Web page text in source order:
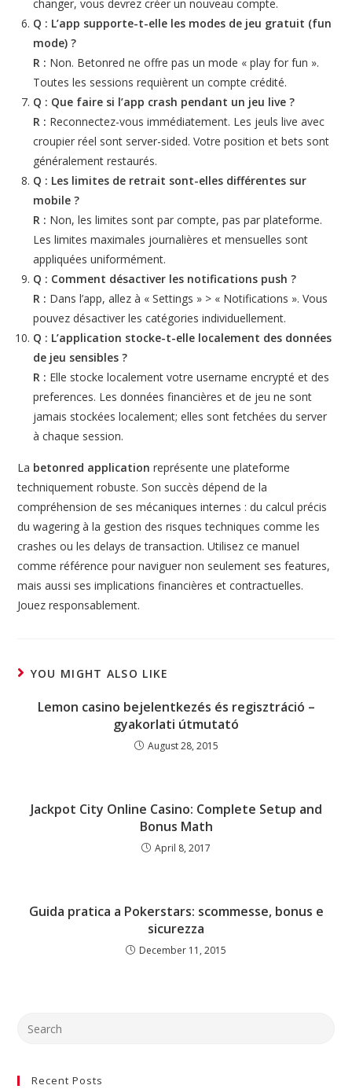
changer, vous devrez créer un nouveau compte.
Q : L’app supporte-t-elle les modes de jeu gratuit (fun
mode) ?
R : Non. Betonred ne offre pas un mode « play for fun ».
Toutes les sessions requièrent un compte crédité.
Q : Que faire si l’app crash pendant un jeu live ?
R : Reconnectez-vous immédiatement. Les jeuls live avec
croupier réel sont server-sided. Votre position et bets sont
généralement restaurés.
Q : Les limites de retrait sont-elles différentes sur
mobile ?
R : Non, les limites sont par compte, pas par plateforme.
Les limites maximales journalières et mensuelles sont
appliquées uniformément.
Q : Comment désactiver les notifications push ?
R : Dans l’app, allez à « Settings » > « Notifications ». Vous
pouvez désactiver les catégories individuellement.
Q : L’application stocke-t-elle localement des données
de jeu sensibles ?
R : Elle stocke localement votre username encrypté et des
preferences. Les données financières et de jeu ne sont
jamais stockées localement; elles sont fetchées du server
à chaque session.
La betonred application représente une plateforme
techniquement robuste. Son succès dépend de la
compréhension de ses mécaniques internes : du calcul précis
du wagering à la gestion des risques techniques comme les
crashes ou les delays de transaction. Utilisez ce manuel
comme référence pour naviguer non seulement ses features,
mais aussi ses implications financières et contractuelles.
Jouez responsablement.
YOU MIGHT ALSO LIKE
Lemon casino bejelentkezés és regisztráció –
gyakorlati útmutató
August 28, 2015
Jackpot City Online Casino: Complete Setup and
Bonus Math
April 8, 2017
Guida pratica a Pokerstars: scommesse, bonus e
sicurezza
December 11, 2015
Recent Posts